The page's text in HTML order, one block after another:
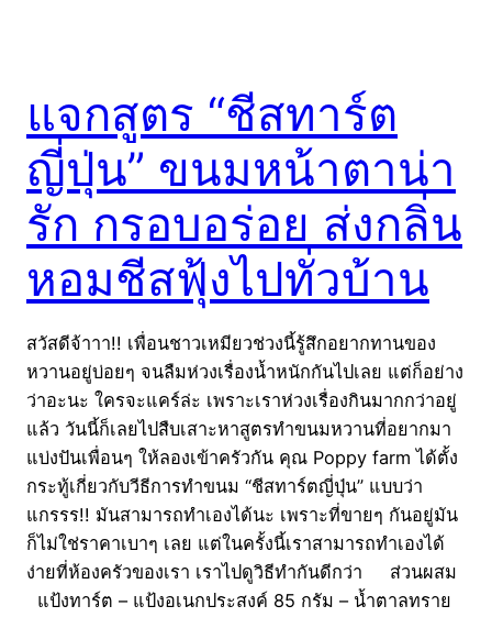
แจกสูตร “ชีสทาร์ต
ญี่ปุ่น” ขนมหน้าตาน่า
รัก กรอบอร่อย ส่งกลิ่น
หอมชีสฟุ้งไปทั่วบ้าน
สวัสดีจ้าาา!! เพื่อนชาวเหมียวช่วงนี้รู้สึกอยากทานของ
หวานอยู่บ่อยๆ จนลืมห่วงเรื่องน้ำหนักกันไปเลย แต่ก็อย่าง
ว่าอะนะ ใครจะแคร์ล่ะ เพราะเราห่วงเรื่องกินมากกว่าอยู่
แล้ว วันนี้ก็เลยไปสืบเสาะหาสูตรทำขนมหวานที่อยากมา
แบ่งปันเพื่อนๆ ให้ลองเข้าครัวกัน คุณ Poppy farm ได้ตั้ง
กระทู้เกี่ยวกับวีธีการทำขนม “ชีสทาร์ตญี่ปุ่น” แบบว่า
แกรรร!! มันสามารถทำเองได้นะ เพราะที่ขายๆ กันอยู่มัน
ก็ไม่ใช่ราคาเบาๆ เลย แต่ในครั้งนี้เราสามารถทำเองได้
ง่ายที่ห้องครัวของเรา เราไปดูวิธีทำกันดีกว่า ส่วนผสม
แป้งทาร์ต – แป้งอเนกประสงค์ 85 กรัม – น้ำตาลทราย